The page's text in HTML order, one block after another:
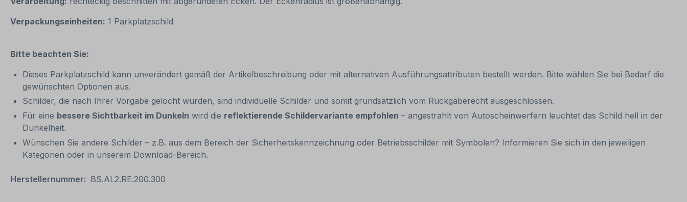
Verpackungseinheiten: 1 Parkplatzschild
Bitte beachten Sie:
Dieses Parkplatzschild kann unverändert gemäß der Artikelbeschreibung oder mit alternativen Ausführungsattributen bestellt werden. Bitte wählen Sie bei Bedarf die
gewünschten Optionen aus.
Schilder, die nach Ihrer Vorgabe gelocht wurden, sind individuelle Schilder und somit grundsätzlich vom Rückgaberecht ausgeschlossen.
Für eine bessere Sichtbarkeit im Dunkeln wird die reflektierende Schildervariante empfohlen – angestrahlt von Autoscheinwerfern leuchtet das Schild hell in der
Dunkelheit.
Wünschen Sie andere Schilder – z.B. aus dem Bereich der Sicherheitskennzeichnung oder Betriebsschilder mit Symbolen? Informieren Sie sich in den jeweiligen
Kategorien oder in unserem Download-Bereich.
Herstellernummer: BS.AL2.RE.200.300